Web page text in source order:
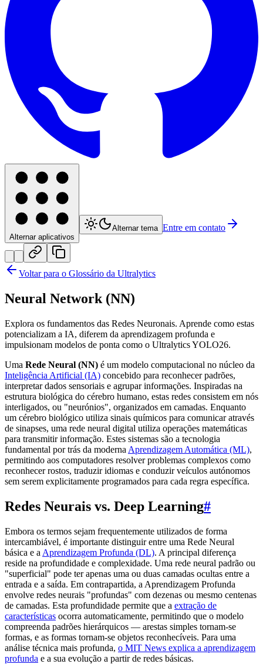
Alternar aplicativos
Alternar tema Entre em contato
Voltar para o Glossário da Ultralytics
Neural Network (NN)
Explora os fundamentos das Redes Neuronais. Aprende como estas
potencializam a IA, diferem da aprendizagem profunda e
impulsionam modelos de ponta como o Ultralytics YOLO26.
Uma Rede Neural (NN) é um modelo computacional no núcleo da
Inteligência Artificial (IA) concebido para reconhecer padrões,
interpretar dados sensoriais e agrupar informações. Inspiradas na
estrutura biológica do cérebro humano, estas redes consistem em nós
interligados, ou "neurónios", organizados em camadas. Enquanto
um cérebro biológico utiliza sinais químicos para comunicar através
de sinapses, uma rede neural digital utiliza operações matemáticas
para transmitir informação. Estes sistemas são a tecnologia
fundamental por trás da moderna Aprendizagem Automática (ML),
permitindo aos computadores resolver problemas complexos como
reconhecer rostos, traduzir idiomas e conduzir veículos autónomos
sem serem explicitamente programados para cada regra específica.
Redes Neurais vs. Deep Learning#
Embora os termos sejam frequentemente utilizados de forma
intercambiável, é importante distinguir entre uma Rede Neural
básica e a Aprendizagem Profunda (DL). A principal diferença
reside na profundidade e complexidade. Uma rede neural padrão ou
"superficial" pode ter apenas uma ou duas camadas ocultas entre a
entrada e a saída. Em contrapartida, a Aprendizagem Profunda
envolve redes neurais "profundas" com dezenas ou mesmo centenas
de camadas. Esta profundidade permite que a extração de
características ocorra automaticamente, permitindo que o modelo
compreenda padrões hierárquicos — arestas simples tornam-se
formas, e as formas tornam-se objetos reconhecíveis. Para uma
análise técnica mais profunda, o MIT News explica a aprendizagem
profunda e a sua evolução a partir de redes básicas.